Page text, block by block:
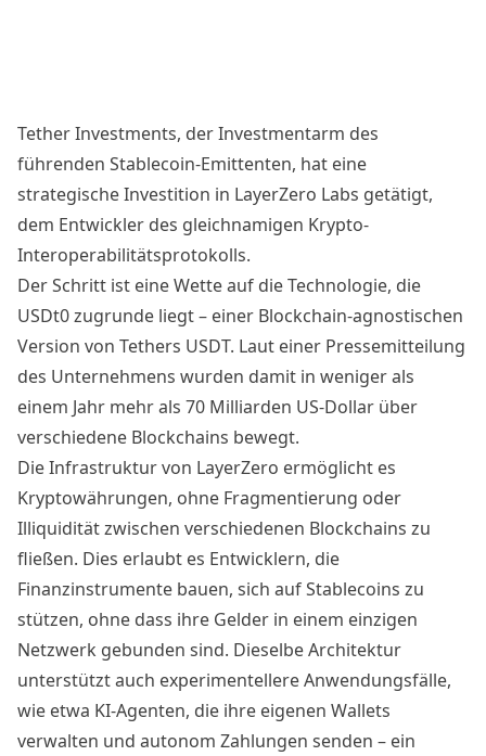
Tether Investments, der Investmentarm des
führenden Stablecoin-Emittenten, hat eine
strategische Investition in LayerZero Labs getätigt,
dem Entwickler des gleichnamigen Krypto-
Interoperabilitätsprotokolls.
Der Schritt ist eine Wette auf die Technologie, die
USDt0 zugrunde liegt – einer Blockchain-agnostischen
Version von Tethers USDT. Laut einer Pressemitteilung
des Unternehmens wurden damit in weniger als
einem Jahr mehr als 70 Milliarden US-Dollar über
verschiedene Blockchains bewegt.
Die Infrastruktur von LayerZero ermöglicht es
Kryptowährungen, ohne Fragmentierung oder
Illiquidität zwischen verschiedenen Blockchains zu
fließen. Dies erlaubt es Entwicklern, die
Finanzinstrumente bauen, sich auf Stablecoins zu
stützen, ohne dass ihre Gelder in einem einzigen
Netzwerk gebunden sind. Dieselbe Architektur
unterstützt auch experimentellere Anwendungsfälle,
wie etwa KI-Agenten, die ihre eigenen Wallets
verwalten und autonom Zahlungen senden – ein